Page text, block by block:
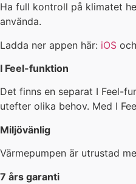
Ha full kontroll på klimatet
använda.
Ladda ner appen här: iOS och
I Feel-funktion
Det finns en separat I Feel-
utefter olika behov. Med I
Miljövänlig
Värmepumpen är utrustad
7 års garanti